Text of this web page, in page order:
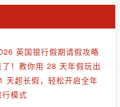
英国银行假期请假攻略
了！教你用 28 天年假玩出
天超长假，轻松开启全年
行模式